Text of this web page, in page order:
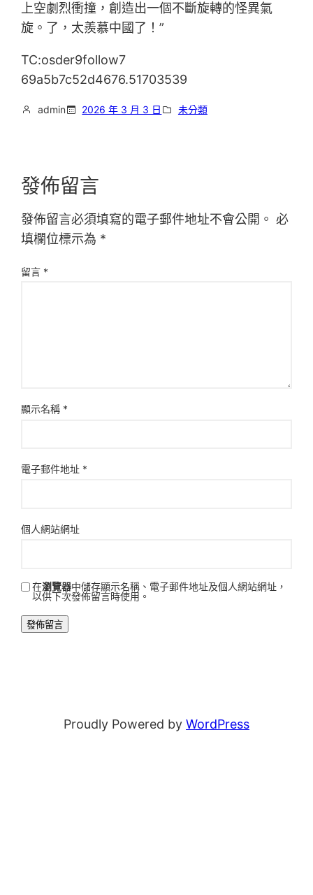
上空劇烈衝撞，創造出一個不斷旋轉的怪異氣
旋。了，太羨慕中國了！”
TC:osder9follow7
69a5b7c52d4676.51703539
admin 2026 年 3 月 3 日 未分類
發佈留言
發佈留言必須填寫的電子郵件地址不會公開。 必
填欄位標示為 *
留言 *
顯示名稱 *
電子郵件地址 *
個人網站網址
在瀏覽器中儲存顯示名稱、電子郵件地址及個人網站網址，
以供下次發佈留言時使用。
Proudly Powered by WordPress